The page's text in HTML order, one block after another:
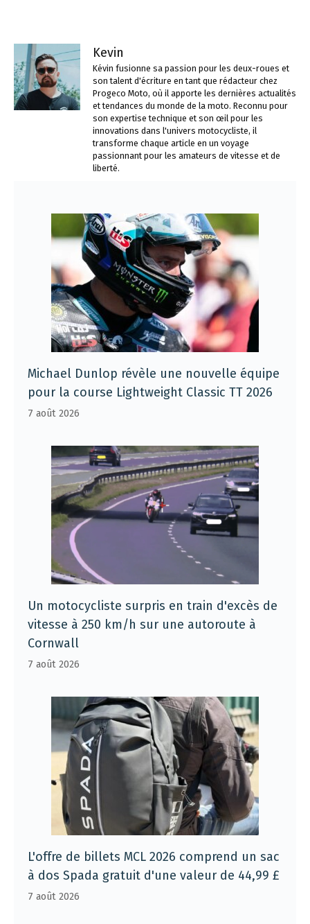
Kevin
Kévin fusionne sa passion pour les deux-roues et
son talent d'écriture en tant que rédacteur chez
Progeco Moto, où il apporte les dernières actualités
et tendances du monde de la moto. Reconnu pour
son expertise technique et son œil pour les
innovations dans l'univers motocycliste, il
transforme chaque article en un voyage
passionnant pour les amateurs de vitesse et de
liberté.
Michael Dunlop révèle une nouvelle équipe
pour la course Lightweight Classic TT 2026
7 août 2026
Un motocycliste surpris en train d'excès de
vitesse à 250 km/h sur une autoroute à
Cornwall
7 août 2026
L'offre de billets MCL 2026 comprend un sac
à dos Spada gratuit d'une valeur de 44,99 £
7 août 2026